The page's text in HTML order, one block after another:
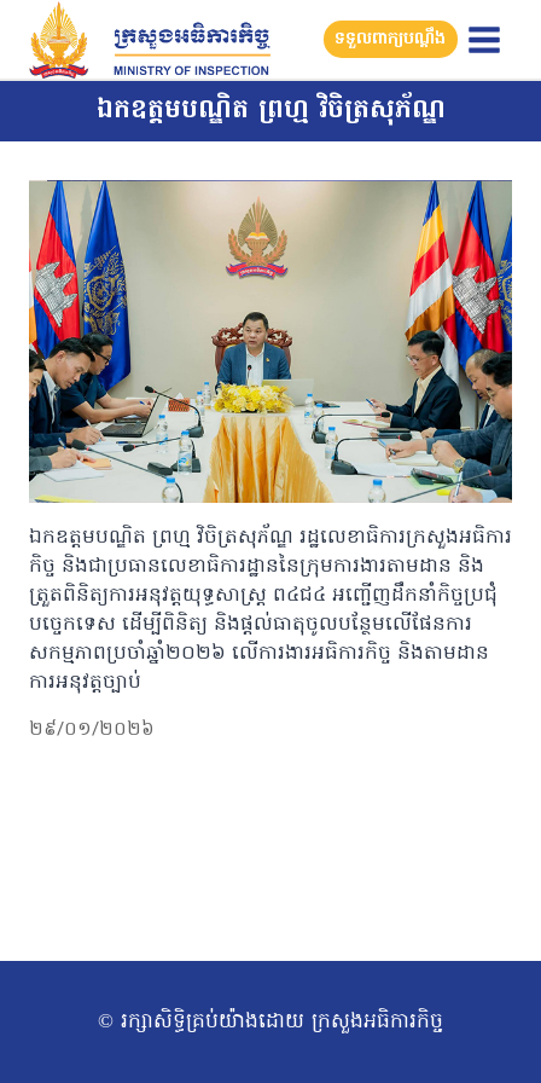
Skip
content
ទទួលពាក្យបណ្តឹង
ឯកឧត្តមបណ្ឌិត ព្រហ្ម វិចិត្រសុភ័ណ្ឌ
ឯកឧត្តមបណ្ឌិត ព្រហ្ម វិចិត្រសុភ័ណ្ឌ រដ្ឋលេខាធិការក្រសួងអធិការ
កិច្ច និងជាប្រធានលេខាធិការដ្ឋាននៃក្រុមការងារតាមដាន និង
ត្រួតពិនិត្យការអនុវត្តយុទ្ធសាស្រ្ត ព៤ជ៤ អញ្ជើញដឹកនាំកិច្ចប្រជុំ
បច្ចេកទេស ដើម្បីពិនិត្យ និងផ្ដល់ធាតុចូលបន្ថែមលើផែនការ
សកម្មភាពប្រចាំឆ្នាំ២០២៦ លើការងារអធិការកិច្ច និងតាមដាន
ការអនុវត្តច្បាប់
២៩/០១/២០២៦
© រក្សាសិទ្ធិគ្រប់យ៉ាងដោយ ក្រសួងអធិការកិច្ច